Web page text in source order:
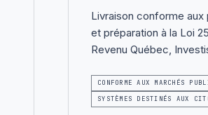
Livraison conforme
et préparation à la Loi
Revenu Québec,
CONFORME AUX MARCHÉS
SYSTÈMES DESTINÉS AUX